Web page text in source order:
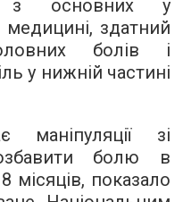
з основних у
медицині, здатний
болів і
у нижній частині
зі
болю в
місяців, показало